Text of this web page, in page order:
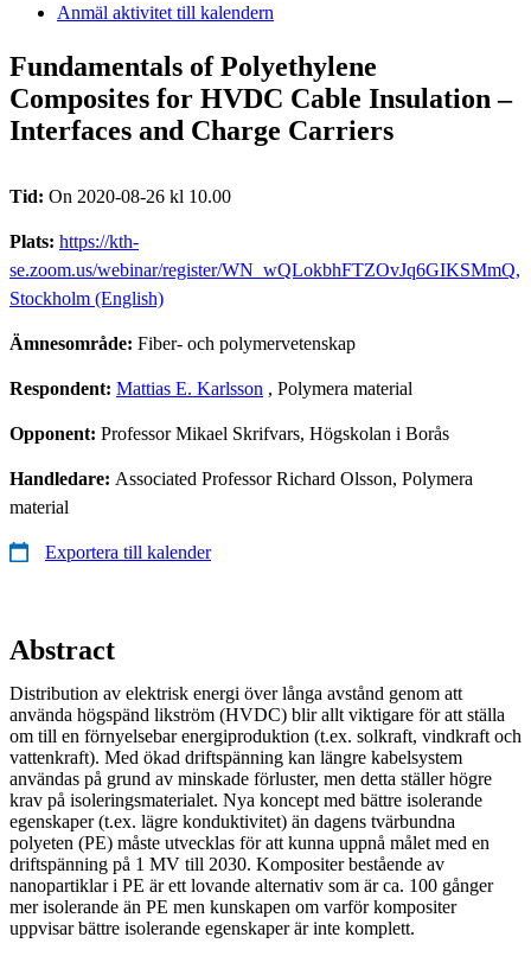
Anmäl aktivitet till kalendern
Fundamentals of Polyethylene
Composites for HVDC Cable Insulation –
Interfaces and Charge Carriers
Tid: On 2020-08-26 kl 10.00
Plats: https://kth-
se.zoom.us/webinar/register/WN_wQLokbhFTZOvJq6GIKSMmQ,
Stockholm (English)
Ämnesområde: Fiber- och polymervetenskap
Respondent: Mattias E. Karlsson , Polymera material
Opponent: Professor Mikael Skrifvars, Högskolan i Borås
Handledare: Associated Professor Richard Olsson, Polymera
material
Exportera till kalender
Abstract
Distribution av elektrisk energi över långa avstånd genom att
använda högspänd likström (HVDC) blir allt viktigare för att ställa
om till en förnyelsebar energiproduktion (t.ex. solkraft, vindkraft och
vattenkraft). Med ökad driftspänning kan längre kabelsystem
användas på grund av minskade förluster, men detta ställer högre
krav på isoleringsmaterialet. Nya koncept med bättre isolerande
egenskaper (t.ex. lägre konduktivitet) än dagens tvärbundna
polyeten (PE) måste utvecklas för att kunna uppnå målet med en
driftspänning på 1 MV till 2030. Kompositer bestående av
nanopartiklar i PE är ett lovande alternativ som är ca. 100 gånger
mer isolerande än PE men kunskapen om varför kompositer
uppvisar bättre isolerande egenskaper är inte komplett.